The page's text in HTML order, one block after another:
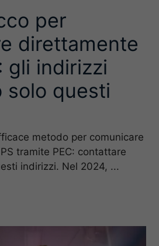
per
direttamente
gli indirizzi
solo questi
metodo per comunicare
tramite PEC: contattare
indirizzi. Nel 2024, ...